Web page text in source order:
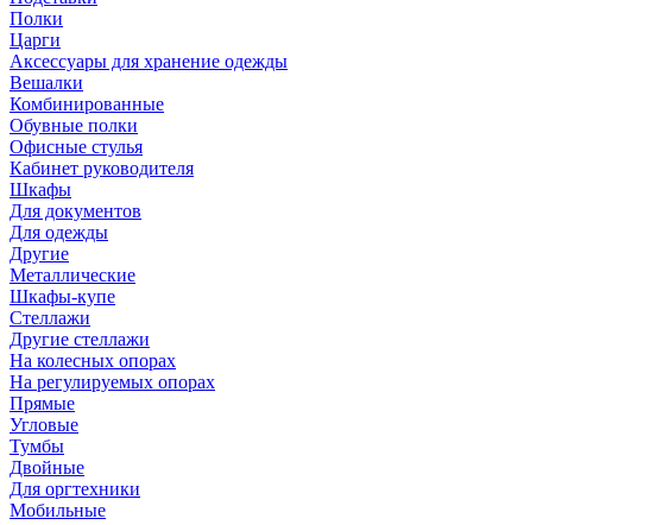
Полки
Царги
Аксессуары для хранение одежды
Вешалки
Комбинированные
Обувные полки
Офисные стулья
Кабинет руководителя
Шкафы
Для документов
Для одежды
Другие
Металлические
Шкафы-купе
Стеллажи
Другие стеллажи
На колесных опорах
На регулируемых опорах
Прямые
Угловые
Тумбы
Двойные
Для оргтехники
Мобильные